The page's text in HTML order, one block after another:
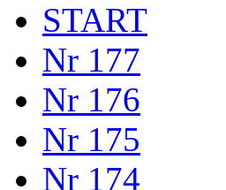
START
Nr 177
Nr 176
Nr 175
Nr 174